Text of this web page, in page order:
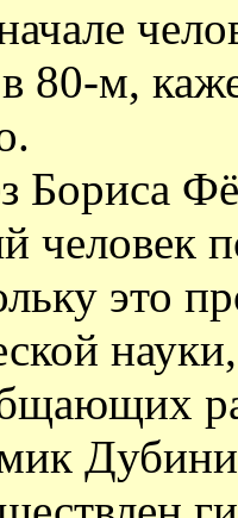
80-м,
Бориса
человек
это